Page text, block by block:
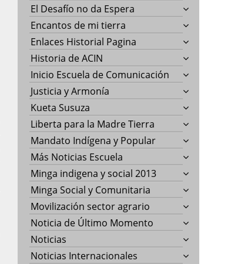
El Desafío no da Espera
Encantos de mi tierra
Enlaces Historial Pagina
Historia de ACIN
Inicio Escuela de Comunicación
Justicia y Armonía
Kueta Susuza
Liberta para la Madre Tierra
Mandato Indígena y Popular
Más Noticias Escuela
Minga indigena y social 2013
Minga Social y Comunitaria
Movilización sector agrario
Noticia de Último Momento
Noticias
Noticias Internacionales